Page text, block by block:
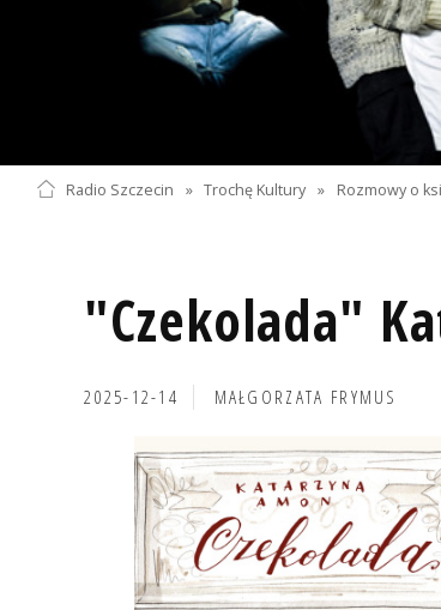
Radio Szczecin » Trochę Kultury » Rozmowy o
"Czekolada"
2025-12-14 MAŁGORZATA FRYMUS